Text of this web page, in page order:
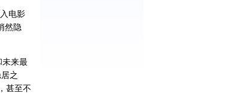
电影
然隐
未来最
之
甚至不